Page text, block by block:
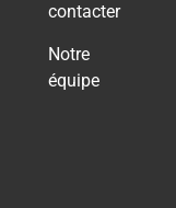
contacter
Notre
équipe